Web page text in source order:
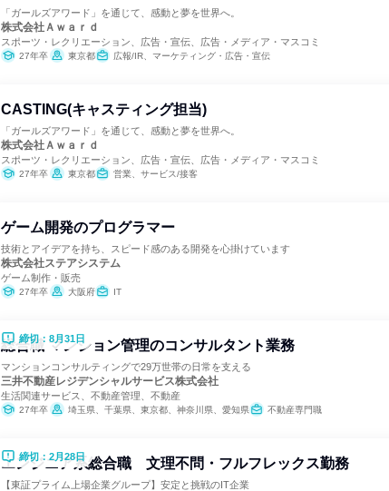
「ガールズアワード」を通じて、感動と夢を世界へ。
株式会社Ａｗａｒｄ
スポーツ・レクリエーション、広告・宣伝、広告・メディア・マスコミ
27年卒 東京都 広報/IR、マーケティング・広告・宣伝
CASTING(キャスティング担当)
「ガールズアワード」を通じて、感動と夢を世界へ。
株式会社Ａｗａｒｄ
スポーツ・レクリエーション、広告・宣伝、広告・メディア・マスコミ
27年卒 東京都 営業、サービス/接客
ゲーム開発のプログラマー
技術とアイデアを持ち、スピード感のある開発を心掛けています
株式会社ステアシステム
ゲーム制作・販売
27年卒 大阪府 IT
締切：8月31日
総合職 マンション管理のコンサルタント業務
マンションコンサルティングで29万世帯の日常を支える
三井不動産レジデンシャルサービス株式会社
生活関連サービス、不動産管理、不動産
27年卒 埼玉県、千葉県、東京都、神奈川県、愛知県 不動産専門職
締切：2月28日
エンジニア系総合職 文理不問・フルフレックス勤務
【東証プライム上場企業グループ】安定と挑戦のIT企業